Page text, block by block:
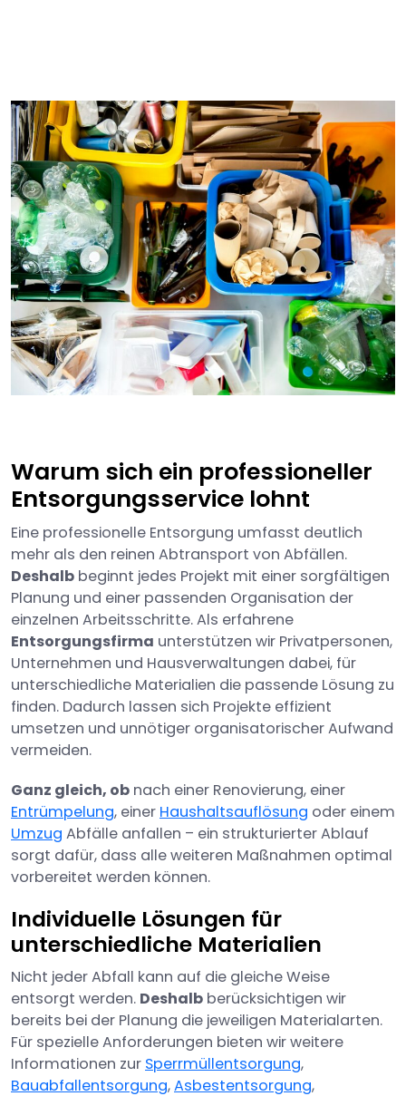
Warum sich ein professioneller
Entsorgungsservice lohnt
Eine professionelle Entsorgung umfasst deutlich
mehr als den reinen Abtransport von Abfällen.
Deshalb beginnt jedes Projekt mit einer sorgfältigen
Planung und einer passenden Organisation der
einzelnen Arbeitsschritte. Als erfahrene
Entsorgungsfirma unterstützen wir Privatpersonen,
Unternehmen und Hausverwaltungen dabei, für
unterschiedliche Materialien die passende Lösung zu
finden. Dadurch lassen sich Projekte effizient
umsetzen und unnötiger organisatorischer Aufwand
vermeiden.
Ganz gleich, ob nach einer Renovierung, einer
Entrümpelung, einer Haushaltsauflösung oder einem
Umzug Abfälle anfallen – ein strukturierter Ablauf
sorgt dafür, dass alle weiteren Maßnahmen optimal
vorbereitet werden können.
Individuelle Lösungen für
unterschiedliche Materialien
Nicht jeder Abfall kann auf die gleiche Weise
entsorgt werden. Deshalb berücksichtigen wir
bereits bei der Planung die jeweiligen Materialarten.
Für spezielle Anforderungen bieten wir weitere
Informationen zur Sperrmüllentsorgung,
Bauabfallentsorgung,Asbestentsorgung,